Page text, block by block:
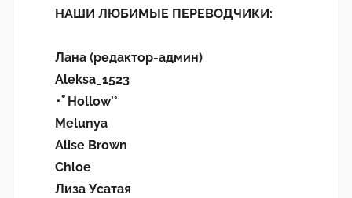
НАШИ ЛЮБИМЫЕ ПЕРЕВОДЧИКИ:
Лана (редактор-админ)
Aleksa_1523
･ﾟHollow'°
Melunya
Alise Brown
Chloe
Лиза Усатая